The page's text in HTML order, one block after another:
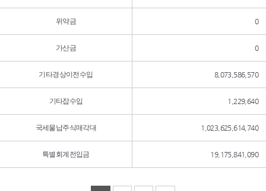
위약금 0
가산금 0
기타경상이전수입 8,073,586,570
기타잡수입 1,229,640
국세물납주식매각대 1,023,625,614,740
특별회계전입금 19,175,841,090